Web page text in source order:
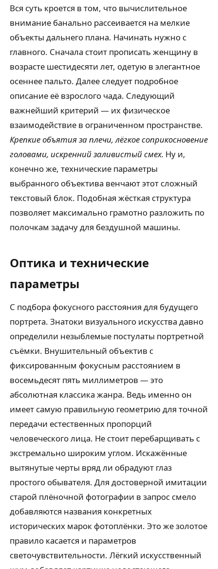
Вся суть кроется в том, что вычислительное
внимание банально рассеивается на мелкие
объекты дальнего плана. Начинать нужно с
главного. Сначала стоит прописать женщину в
возрасте шестидесяти лет, одетую в элегантное
осеннее пальто. Далее следует подробное
описание её взрослого чада. Следующий
важнейший критерий — их физическое
взаимодействие в ограниченном пространстве.
Крепкие объятия за плечи, лёгкое соприкосновение
головами, искренний заливистый смех. Ну и,
конечно же, технические параметры
выбранного объектива венчают этот сложный
текстовый блок. Подобная жёсткая структура
позволяет максимально грамотно разложить по
полочкам задачу для бездушной машины.
Оптика и технические
параметры
С подбора фокусного расстояния для будущего
портрета. Знатоки визуального искусства давно
определили незыблемые постулаты портретной
съёмки. Внушительный объектив с
фиксированным фокусным расстоянием в
восемьдесят пять миллиметров — это
абсолютная классика жанра. Ведь именно он
имеет самую правильную геометрию для точной
передачи естественных пропорций
человеческого лица. Не стоит перебарщивать с
экстремально широким углом. Искажённые
вытянутые черты вряд ли обрадуют глаз
простого обывателя. Для достоверной имитации
старой плёночной фотографии в запрос смело
добавляются названия конкретных
исторических марок фотоплёнки. Это же золотое
правило касается и параметров
светочувствительности. Лёгкий искусственный